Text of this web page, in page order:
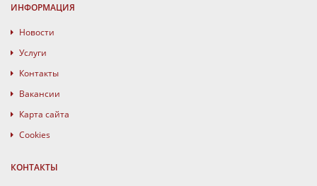
ИНФОРМАЦИЯ
Новости
Услуги
Контакты
Вакансии
Карта сайта
Cookies
КОНТАКТЫ